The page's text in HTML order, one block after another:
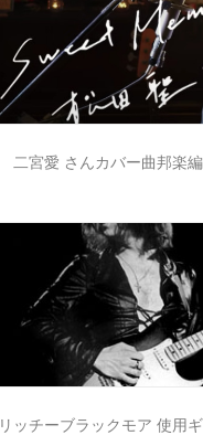
二宮愛 さんカバー曲邦楽
リッチーブラックモア 使用